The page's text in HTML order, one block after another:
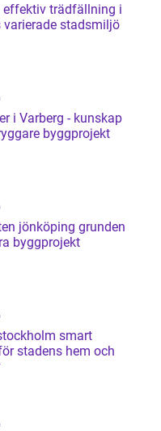
effektiv trädfällning i
varierade stadsmiljö
i Varberg - kunskap
byggprojekt
grunden
byggprojekt
smart
stadens hem och